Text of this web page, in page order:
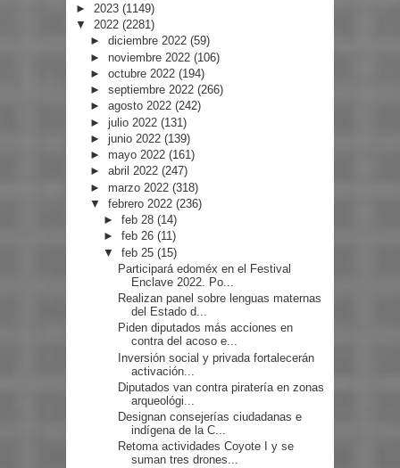
► 2023 (1149)
▼ 2022 (2281)
► diciembre 2022 (59)
► noviembre 2022 (106)
► octubre 2022 (194)
► septiembre 2022 (266)
► agosto 2022 (242)
► julio 2022 (131)
► junio 2022 (139)
► mayo 2022 (161)
► abril 2022 (247)
► marzo 2022 (318)
▼ febrero 2022 (236)
►feb 28(14)
►feb 26(11)
▼feb 25(15)
Participará edoméx en el Festival
Enclave 2022. Po...
Realizan panel sobre lenguas maternas
del Estado d...
Piden diputados más acciones en
contra del acoso e...
Inversión social y privada fortalecerán
activación...
Diputados van contra piratería en zonas
arqueológi...
Designan consejerías ciudadanas e
indígena de la C...
Retoma actividades Coyote I y se
suman tres drones...